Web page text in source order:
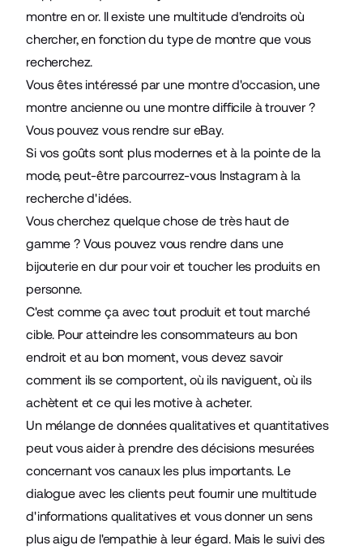
montre en or. Il existe une multitude d'endroits où
chercher, en fonction du type de montre que vous
recherchez.
Vous êtes intéressé par une montre d'occasion, une
montre ancienne ou une montre difficile à trouver ?
Vous pouvez vous rendre sur eBay.
Si vos goûts sont plus modernes et à la pointe de la
mode, peut-être parcourrez-vous Instagram à la
recherche d'idées.
Vous cherchez quelque chose de très haut de
gamme ? Vous pouvez vous rendre dans une
bijouterie en dur pour voir et toucher les produits en
personne.
C'est comme ça avec tout produit et tout marché
cible. Pour atteindre les consommateurs au bon
endroit et au bon moment, vous devez savoir
comment ils se comportent, où ils naviguent, où ils
achètent et ce qui les motive à acheter.
Un mélange de données qualitatives et quantitatives
peut vous aider à prendre des décisions mesurées
concernant vos canaux les plus importants. Le
dialogue avec les clients peut fournir une multitude
d'informations qualitatives et vous donner un sens
plus aigu de l'empathie à leur égard. Mais le suivi des